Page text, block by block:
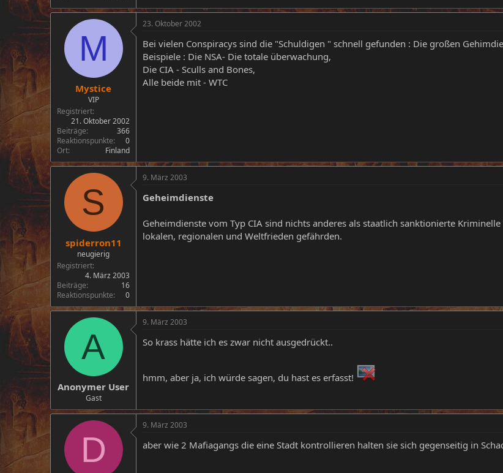
M
Mystice
VIP
Registriert
21. Oktober 2002
Beiträge
366
Reaktionspunkte
0
Ort
Finland
23. Oktober 2002
Bei vielen Conspiracys sind die "Schuldigen " schnell gefunden : Die großen
Beispiele : Die NSA- Die totale überwachung,
Die CIA - Sculls and Bones,
Alle beide mit - WTC
S
spiderron11
neugierig
Registriert
4. März 2003
Beiträge
16
Reaktionspunkte
0
9. März 2003
Geheimdienste
Geheimdienste vom Typ CIA sind nichts anderes als staatlich sanktionierte
lokalen, regionalen und Weltfrieden gefährden.
A
Anonymer User
Gast
9. März 2003
So krass hätte ich es zwar nicht ausgedrückt..
hmm, aber ja, ich würde sagen, du hast es erfasst!
D
9. März 2003
aber wie 2 Mafiagangs die eine Stadt kontrollieren halten sie sich gegenseitig in